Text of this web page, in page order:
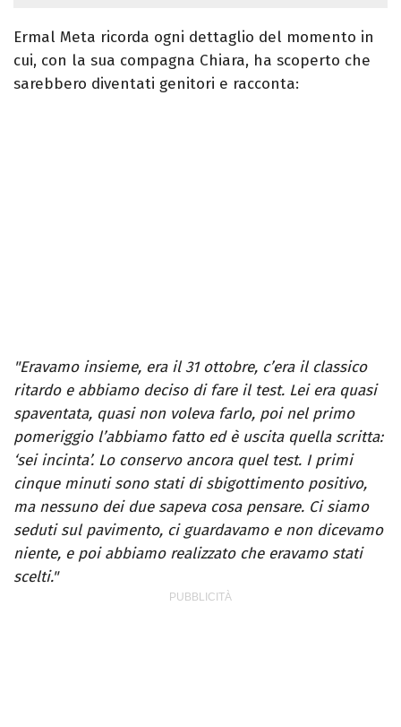
Ermal Meta ricorda ogni dettaglio del momento in
cui, con la sua compagna Chiara, ha scoperto che
sarebbero diventati genitori e racconta:
"Eravamo insieme, era il 31 ottobre, c’era il classico
ritardo e abbiamo deciso di fare il test. Lei era quasi
spaventata, quasi non voleva farlo, poi nel primo
pomeriggio l’abbiamo fatto ed è uscita quella scritta:
‘sei incinta’. Lo conservo ancora quel test. I primi
cinque minuti sono stati di sbigottimento positivo,
ma nessuno dei due sapeva cosa pensare. Ci siamo
seduti sul pavimento, ci guardavamo e non dicevamo
niente, e poi abbiamo realizzato che eravamo stati
scelti."